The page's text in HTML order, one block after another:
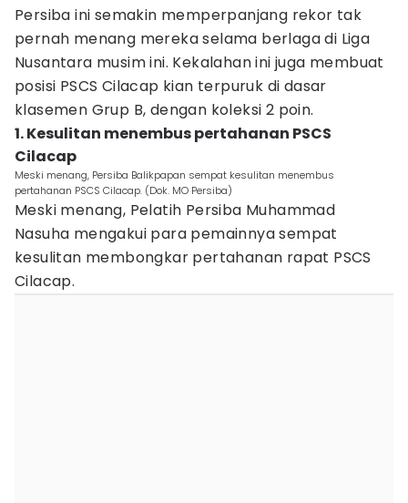
Persiba ini semakin memperpanjang rekor tak
pernah menang mereka selama berlaga di Liga
Nusantara musim ini. Kekalahan ini juga membuat
posisi PSCS Cilacap kian terpuruk di dasar
klasemen Grup B, dengan koleksi 2 poin.
1. Kesulitan menembus pertahanan PSCS
Cilacap
Meski menang, Persiba Balikpapan sempat kesulitan menembus
pertahanan PSCS Cilacap. (Dok. MO Persiba)
Meski menang, Pelatih Persiba Muhammad
Nasuha mengakui para pemainnya sempat
kesulitan membongkar pertahanan rapat PSCS
Cilacap.